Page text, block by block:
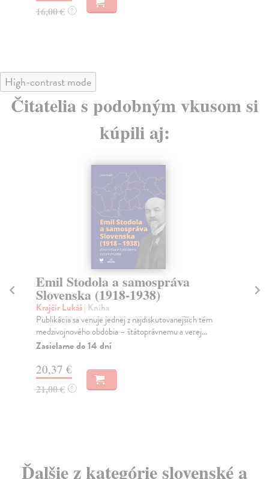
16,00 € ?
High-contrast mode
Čitatelia s podobným vkusom si
kúpili aj:
Emil Stodola a samospráva
Slovenska (1918-1938)
Krajčír Lukáš| Kniha
Publikácia sa venuje jednej z najdiskutovanejších tém
medzivojnového obdobia – štátoprávnemu a verej...
Zasielame do 14 dní
20,37 €
21,00 € ?
Ďalšie z kategórie slovenské a